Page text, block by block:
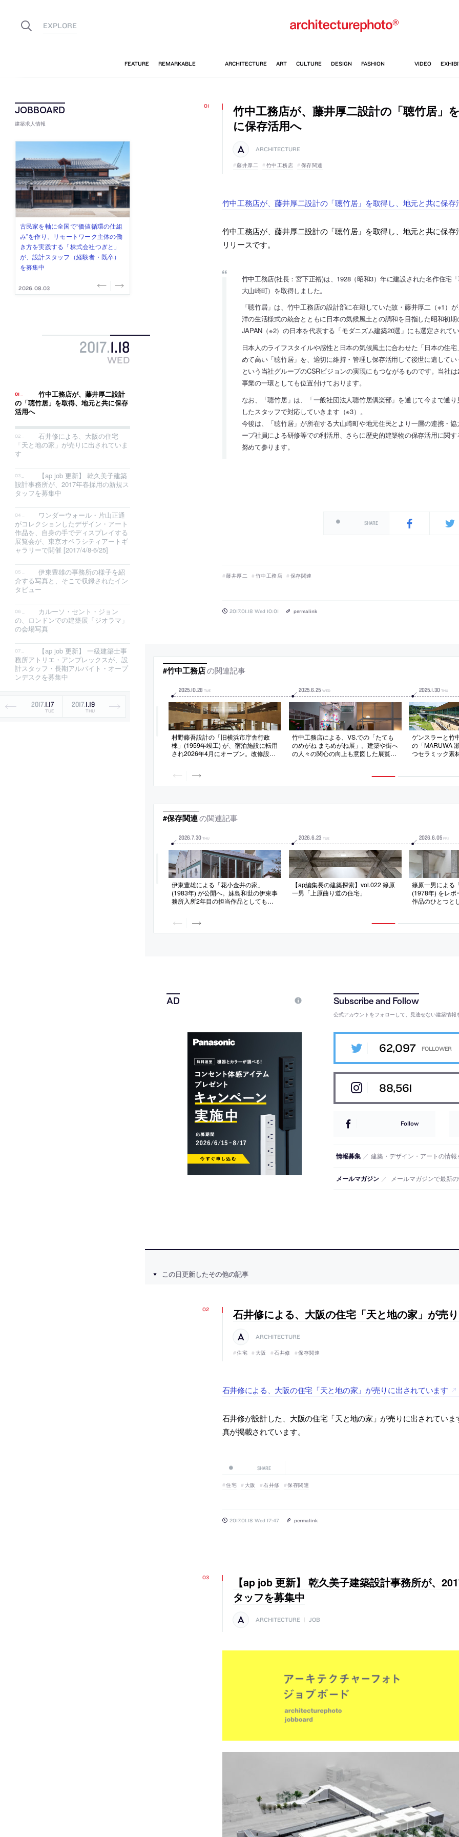
建築求人情報
古民家を軸に全国で“価値循環の仕組
み”を作り、リモートワーク主体の働
き方を実践する「株式会社つぎと」
が、設計スタッフ（経験者・既卒）
を募集中
2026.08.03
リノベる株式会社が、設計パートナ
ー (業務委託) を募集中
2026.08.03
社会への影響力のある建築を手掛
け、スタッフ同士で助け合う環境づ
くりも行う「E.A.S.T.architects」
が、設計スタッフ（経験者・既卒・
2027年新卒）を募集中
2026.07.31
代官山を拠点に活動する「梅澤竜也 /
ALA INC.」が、設計スタッフ・アル
バイト・事務職を募集中
2026.07.30
住宅や共同住宅などを手掛け、“合理
的でシンプルなデザイン”を志向する
「PANDA：山本浩三建築設計事務
所」が、設計スタッフ（経験者・既
卒・2027年新卒）を募集中
2026.07.29
2017.1.18
WED
竹中工務店が、藤井厚二設計
の「聴竹居」を取得、地元と共に保存
活用へ
石井修による、大阪の住宅
「天と地の家」が売りに出されていま
す
【ap job 更新】 乾久美子建築
設計事務所が、2017年春採用の新規ス
タッフを募集中
ワンダーウォール・片山正通
がコレクションしたデザイン・アート
作品を、自身の手でディスプレイする
展覧会が、東京オペラシティアートギ
ャラリーで開催 [2017/4/8-6/25]
伊東豊雄の事務所の様子を紹
介する写真と、そこで収録されたイン
タビュー
カルーソ・セント・ジョン
の、ロンドンでの建築展「ジオラマ」
の会場写真
【ap job 更新】 一級建築士事
務所アトリエ・アンプレックスが、設
計スタッフ・長期アルバイト・オープ
ンデスクを募集中
2017.1.17
TUE
2017.1.19
THU
竹中工務店が、藤井厚二設計の「聴竹居」
に保存活用へ
ARCHITECTURE
藤井厚二 竹中工務店 保存関連
竹中工務店が、藤井厚二設計の「聴竹居」を取得し、地元と共に保
竹中工務店が、藤井厚二設計の「聴竹居」を取得し、地元と共に保
リリースです。
竹中工務店(社長：宮下正裕)は、1928（昭和3）年に建設された名作住宅
大山崎町）を取得しました。
「聴竹居」は、竹中工務店の設計部に在籍していた故・藤井厚二（※1）
洋の生活様式の統合とともに日本の気候風土との調和を目指した昭和初
JAPAN（※2）の日本を代表する「モダニズム建築20選」にも選定されてい
日本人のライフスタイルや感性と日本の気候風土に合わせた「日本の住
めて高い「聴竹居」を、適切に維持・管理し保存活用して後世に遺して
という当社グループのCSRビジョンの実現にもつながるものです。当社
事業の一環としても位置付けております。
なお、「聴竹居」は、「一般社団法人聴竹居倶楽部」を通じて今まで通
したスタッフで対応していきます（※3）。
今後は、「聴竹居」が所在する大山崎町や地元住民とより一層の連携・
ープ社員による研修等での利活用、さらに歴史的建築物の保存活用に関
努めて参ります。
SHARE
藤井厚二 竹中工務店 保存関連
2017.01.18 Wed 10:01 permalink
#竹中工務店の関連記事
2025.10.28 TUE
村野藤吾設計の「旧横浜市庁舎行政
棟」(1959年竣工) が、宿泊施設に転用
され2026年4月にオープン。改修設計
建築設計事務所が手掛ける
2025.6.25 WED
竹中工務店による、VS.での「たても
のめがね まちめがね展」。建築や街へ
の人々の関心の向上も意図した展覧
とする計画を考案。“一間ブロック”で
日常を切り取った“等身大になる部
2025.1.30 THU
ゲンスラーと竹
の「MARUWA
つセラミック素
繋ぐ“架け橋”と
方向に伸びるテ
#保存関連の関連記事
2026.7.30 THU
伊東豊雄による「花小金井の家」
(1983年) が公開へ。妹島和世の伊東事
務所入所2年目の担当作品としても知
2026.6.23 TUE
【ap編集長の建築探索】vol.022 篠原
一男「上原曲り道の住宅」
2026.6.05 FRI
篠原一男による
(1978年) をレポ
作品のひとつと
築。詩人の鈴木
まい
公式アカウントをフォローして、見逃せない建築情報
62,097
88,561
Follow
情報募集 ／ 建築・デザイン・アートの情報
メールマガジン ／ メールマガジンで最新
この日更新したその他の記事
石井修による、大阪の住宅「天と地の家」が売
ARCHITECTURE
住宅 大阪 石井修 保存関連
石井修による、大阪の住宅「天と地の家」が売りに出されています
石井修が設計した、大阪の住宅「天と地の家」が売りに出されてい
真が掲載されています。
SHARE
住宅 大阪 石井修 保存関連
2017.01.18 Wed 17:47 permalink
【ap job 更新】 乾久美子建築設計事務所が、
タッフを募集中
ARCHITECTURE JOB